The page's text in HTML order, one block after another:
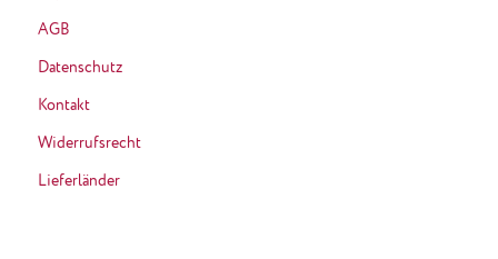
AGB
Datenschutz
Kontakt
Widerrufsrecht
Lieferländer